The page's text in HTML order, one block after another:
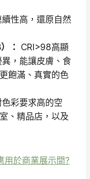
續性高，還原自然
： CRI>98高顯
，能讓皮膚、食
飽滿、真實的色
彩要求高的空
、精品店，以及
用於商業展示間?